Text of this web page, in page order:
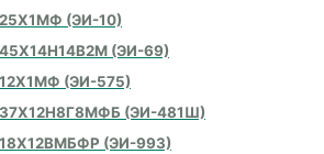
25Х1МФ (ЭИ-10)
45Х14Н14В2М (ЭИ-69)
12Х1МФ (ЭИ-575)
37Х12Н8Г8МФБ (ЭИ-481Ш)
18Х12ВМБФР (ЭИ-993)